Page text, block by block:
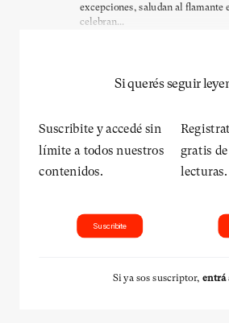
excepciones, saludan al flamante
celebran...
Si querés seguir
Suscribite y accedé sin
límite a todos nuestros
contenidos.
Suscribite
gratis
lecturas.
Si ya sos suscriptor, entrá